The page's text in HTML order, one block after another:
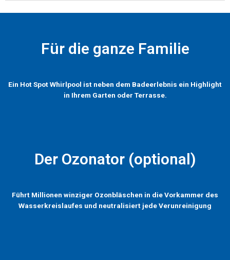
Für die ganze Familie
Ein Hot Spot Whirlpool ist neben dem Badeerlebnis ein Highlight
in Ihrem Garten oder Terrasse.
Der Ozonator (optional)
Führt Millionen winziger Ozonbläschen in die Vorkammer des
Wasserkreislaufes und neutralisiert jede Verunreinigung